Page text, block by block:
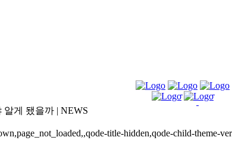
알게 됐을까 | NEWS
title-hidden,qode-child-theme-